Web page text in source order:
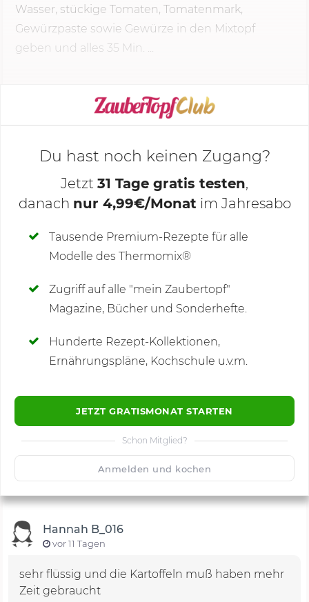
Wasser, stückige Tomaten, Tomatenmark,
Gewürzpaste sowie Gewürze in den Mixtopf
geben und alles 35 Min.
KOCHMODUS STARTEN
Deine Notizen
Du hast noch keinen Zugang?
Jetzt 31 Tage gratis testen,
danach nur 4,99€/Monat im Jahresabo
Tausende Premium-Rezepte für alle
Modelle des Thermomix®
Zugriff auf alle "mein Zaubertopf"
Magazine, Bücher und Sonderhefte.
Hunderte Rezept-Kollektionen,
Ernährungspläne, Kochschule u.v.m.
JETZT GRATISMONAT STARTEN
Schon Mitglied?
Anmelden und kochen
Kommentare(38)
🙂 Speichern
Hannah B_016
vor 11 Tagen
sehr flüssig und die Kartoffeln muß haben mehr
Zeit gebraucht